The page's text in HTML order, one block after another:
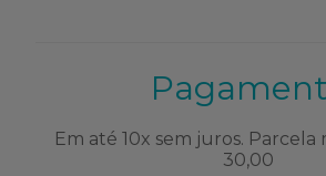
Em até 10x sem juros. Parcela
30,00